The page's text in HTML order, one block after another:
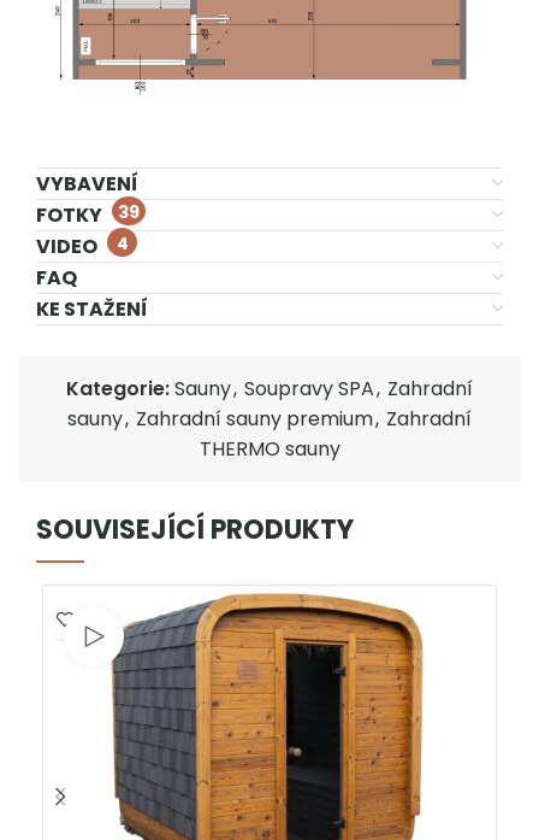
VYBAVENÍ
FOTKY
39
VIDEO 4
FAQ
KE STAŽENÍ
Kategorie:Sauny, Soupravy SPA, Zahradní
sauny, Zahradní sauny premium, Zahradní
THERMO sauny
SOUVISEJÍCÍ PRODUKTY
Sledujte video